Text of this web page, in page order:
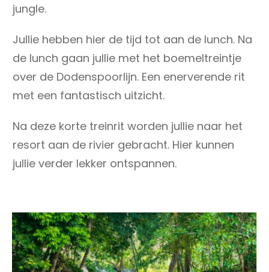
jungle.
Jullie hebben hier de tijd tot aan de lunch. Na
de lunch gaan jullie met het boemeltreintje
over de Dodenspoorlijn. Een enerverende rit
met een fantastisch uitzicht.
Na deze korte treinrit worden jullie naar het
resort aan de rivier gebracht. Hier kunnen
jullie verder lekker ontspannen.